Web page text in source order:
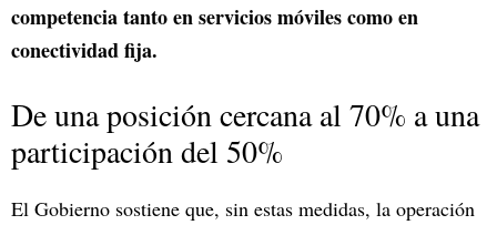
competencia tanto en servicios móviles como en
conectividad fija.
De una posición cercana al 70% a una
participación del 50%
El Gobierno sostiene que, sin estas medidas, la operación